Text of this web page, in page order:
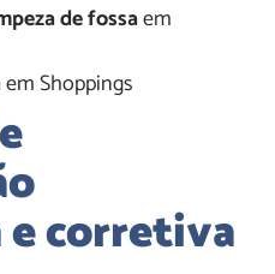
de fossaem
em Shoppings
corretiva